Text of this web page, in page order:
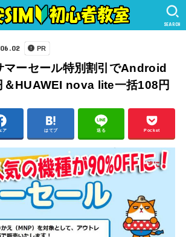
SEARCH
PR
マーセール特別割引でAndroid
HUAWEI nova lite一括108円
ア はてブ 送る Pocket